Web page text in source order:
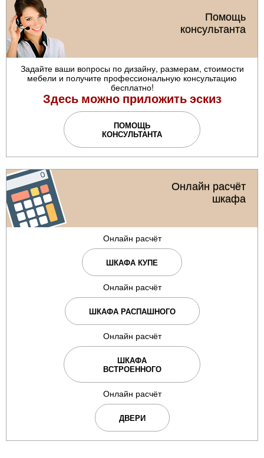
Помощь
консультанта
Задайте ваши вопросы по дизайну, размерам, стоимости
мебели и получите профессиональную консультацию
бесплатно!
Здесь можно приложить эскиз
ПОМОЩЬ
КОНСУЛЬТАНТА
Онлайн расчёт
шкафа
Онлайн расчёт
ШКАФА КУПЕ
Онлайн расчёт
ШКАФА РАСПАШНОГО
Онлайн расчёт
ШКАФА
ВСТРОЕННОГО
Онлайн расчёт
ДВЕРИ